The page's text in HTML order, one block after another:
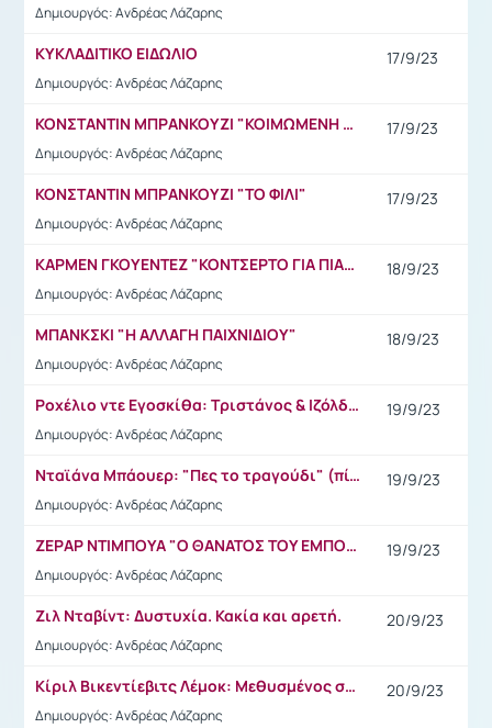
Δημιουργός: Ανδρέας Λάζαρης
ΚΥΚΛΑΔΙΤΙΚΟ ΕΙΔΩΛΙΟ
Δημιουργός: Ανδρέας Λάζαρης
17/9/23
ΚΟΝΣΤΑΝΤΙΝ ΜΠΡΑΝΚΟΥΖΙ "ΚΟΙΜΩΜΕΝΗ ΜΟΥΣΑ"
Δημιουργός: Ανδρέας Λάζαρης
17/9/23
ΚΟΝΣΤΑΝΤΙΝ ΜΠΡΑΝΚΟΥΖΙ "ΤΟ ΦΙΛΙ"
Δημιουργός: Ανδρέας Λάζαρης
17/9/23
ΚΑΡΜΕΝ ΓΚΟΥΕΝΤΕΖ "ΚΟΝΤΣΕΡΤΟ ΓΙΑ ΠΙΑΝΟ" (Πίνακας Ζωγραφικής)
Δημιουργός: Ανδρέας Λάζαρης
18/9/23
ΜΠΑΝΚΣΚΙ "Η ΑΛΛΑΓΗ ΠΑΙΧΝΙΔΙΟΥ"
Δημιουργός: Ανδρέας Λάζαρης
18/9/23
Ροχέλιο ντε Εγοσκίθα: Τριστάνος & Ιζόλδη (1912)
Δημιουργός: Ανδρέας Λάζαρης
19/9/23
Νταϊάνα Μπάουερ: "Πες το τραγούδι" (πίνακας ζωγραφικής)
Δημιουργός: Ανδρέας Λάζαρης
19/9/23
ΖΕΡΑΡ ΝΤΙΜΠΟΥΑ "Ο ΘΑΝΑΤΟΣ ΤΟΥ ΕΜΠΟΡΑΚΟΥ"
Δημιουργός: Ανδρέας Λάζαρης
19/9/23
Ζιλ Νταβίντ: Δυστυχία. Κακία και αρετή.
Δημιουργός: Ανδρέας Λάζαρης
20/9/23
Κίριλ Βικεντίεβιτς Λέμοκ: Mεθυσμένος σύζυγος
Δημιουργός: Ανδρέας Λάζαρης
20/9/23